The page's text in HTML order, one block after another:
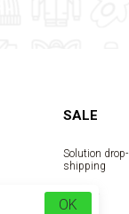
SALE
Solution drop-
shipping
Reseller
OK